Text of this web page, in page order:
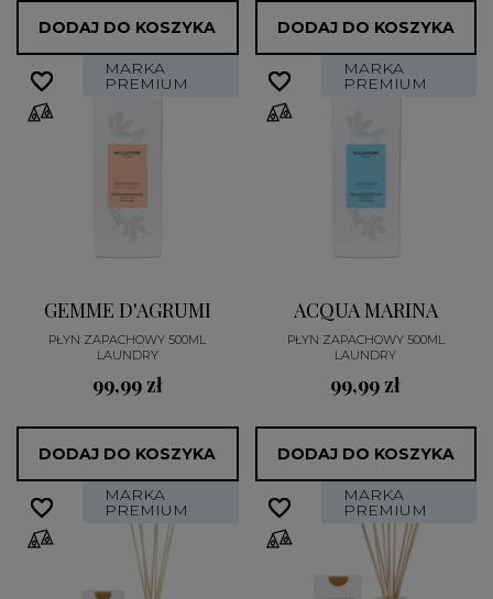
DODAJ DO KOSZYKA DODAJ DO KOSZYKA
MARKA
PREMIUM
GEMME D'AGRUMI
PŁYN ZAPACHOWY 500ML
LAUNDRY
99,99 zł
DODAJ DO KOSZYKA
favorite_border
favorite_border MARKA
PREMIUM
ACQUA MARINA
PŁYN ZAPACHOWY 500ML
LAUNDRY
99,99 zł
DODAJ DO KOSZYKA
favorite_border
favorite_border
MARKA
PREMIUM
favorite_border
favorite_border MARKA
PREMIUM
favorite_border
favorite_border